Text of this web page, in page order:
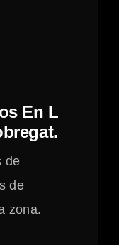
En L
de
de
zona.